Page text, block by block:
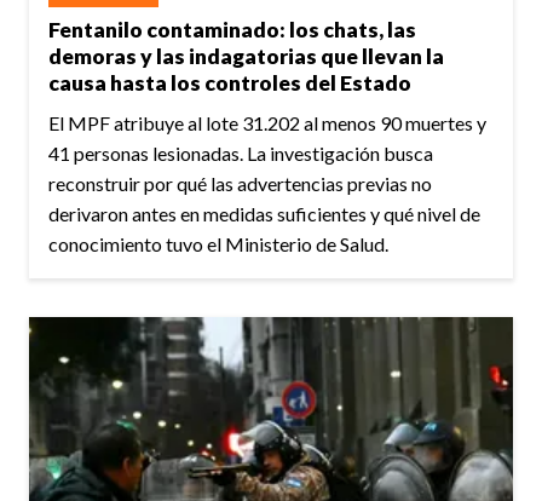
Fentanilo contaminado: los chats, las
demoras y las indagatorias que llevan la
causa hasta los controles del Estado
El MPF atribuye al lote 31.202 al menos 90 muertes y
41 personas lesionadas. La investigación busca
reconstruir por qué las advertencias previas no
derivaron antes en medidas suficientes y qué nivel de
conocimiento tuvo el Ministerio de Salud.